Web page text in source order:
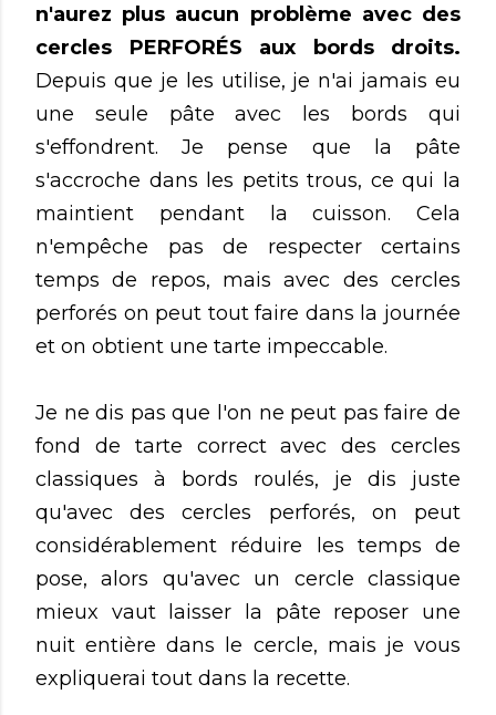
n'aurez plus aucun problème avec des
cercles PERFORÉS aux bords droits.
Depuis que je les utilise, je n'ai jamais eu
une seule pâte avec les bords qui
s'effondrent. Je pense que la pâte
s'accroche dans les petits trous, ce qui la
maintient pendant la cuisson. Cela
n'empêche pas de respecter certains
temps de repos, mais avec des cercles
perforés on peut tout faire dans la journée
et on obtient une tarte impeccable.
Je ne dis pas que l'on ne peut pas faire de
fond de tarte correct avec des cercles
classiques à bords roulés, je dis juste
qu'avec des cercles perforés, on peut
considérablement réduire les temps de
pose, alors qu'avec un cercle classique
mieux vaut laisser la pâte reposer une
nuit entière dans le cercle, mais je vous
expliquerai tout dans la recette.